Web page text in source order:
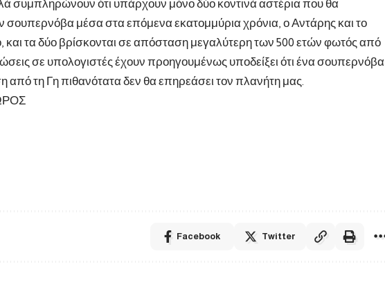
συμπληρώνουν ότι υπάρχουν μόνο δύο κοντινά αστέρια που θα
σουπερνόβα μέσα στα επόμενα εκατομμύρια χρόνια, ο Αντάρης και το
τα δύο βρίσκονται σε απόσταση μεγαλύτερη των 500 ετών φωτός από
σε υπολογιστές έχουν προηγουμένως υποδείξει ότι ένα σουπερνόβα
από τη Γη πιθανότατα δεν θα επηρεάσει τον πλανήτη μας.
Facebook Twitter